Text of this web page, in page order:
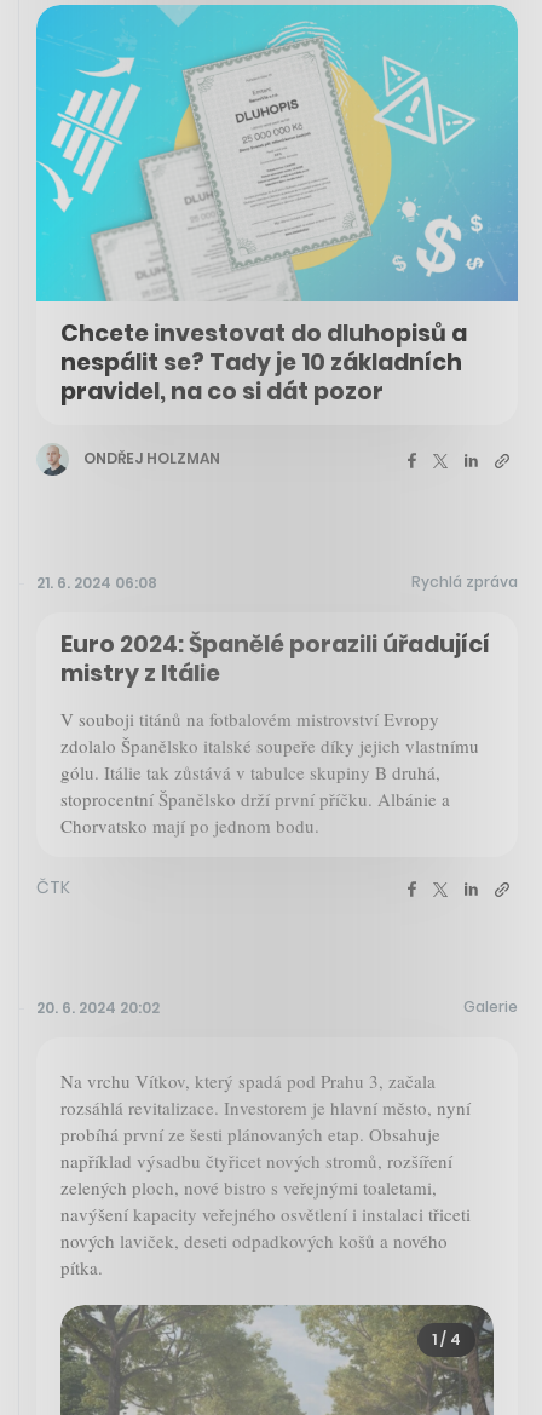
Chcete investovat do dluhopisů a
nespálit se? Tady je 10 základních
pravidel, na co si dát pozor
ONDŘEJ HOLZMAN
21. 6. 2024 06:08 Rychlá zpráva
Euro 2024: Španělé porazili úřadující
mistry z Itálie
V souboji titánů na fotbalovém mistrovství Evropy
zdolalo Španělsko italské soupeře díky jejich vlastnímu
gólu. Itálie tak zůstává v tabulce skupiny B druhá,
stoprocentní Španělsko drží první příčku. Albánie a
Chorvatsko mají po jednom bodu.
ČTK
20. 6. 2024 20:02 Galerie
Na vrchu Vítkov, který spadá pod Prahu 3, začala
rozsáhlá revitalizace. Investorem je hlavní město, nyní
probíhá první ze šesti plánovaných etap. Obsahuje
například výsadbu čtyřicet nových stromů, rozšíření
zelených ploch, nové bistro s veřejnými toaletami,
navýšení kapacity veřejného osvětlení i instalaci třiceti
nových laviček, deseti odpadkových košů a nového
pítka.
1/ 4